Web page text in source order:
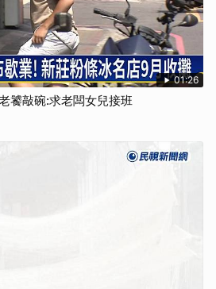
01:26
饕敲碗:求老闆女兒接班